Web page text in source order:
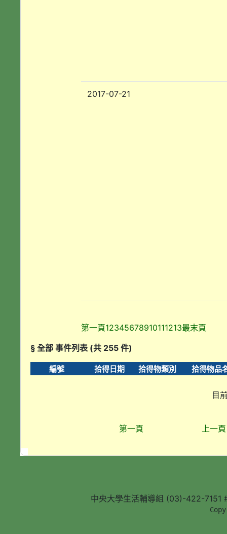
2017-07-21
第一頁12345678910111213最末頁
§ 全部 事件列表 (共 255 件)
編號 拾得日期 拾得物類別 拾得物品
目
第一頁 上一頁
中央大學生活輔導組 (03)-422-7151